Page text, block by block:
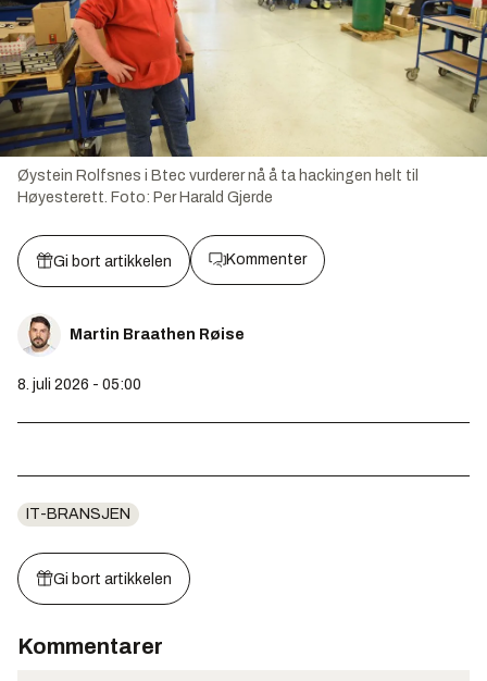
Øystein Rolfsnes i Btec vurderer nå å ta hackingen helt til
Høyesterett. Foto: Per Harald Gjerde
Gi bort artikkelen Kommenter
Martin Braathen Røise
8. juli 2026 - 05:00
IT-BRANSJEN
Gi bort artikkelen
Kommentarer